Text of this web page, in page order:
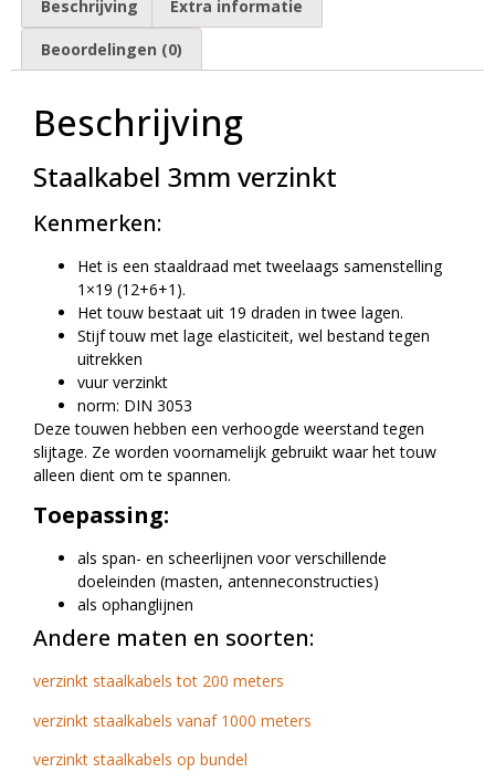
Beschrijving Extra informatie
Beoordelingen (0)
Beschrijving
Staalkabel 3mm verzinkt
Kenmerken:
Het is een staaldraad met tweelaags samenstelling
1×19 (12+6+1).
Het touw bestaat uit 19 draden in twee lagen.
Stijf touw met lage elasticiteit, wel bestand tegen
uitrekken
vuur verzinkt
norm: DIN 3053
Deze touwen hebben een verhoogde weerstand tegen
slijtage. Ze worden voornamelijk gebruikt waar het touw
alleen dient om te spannen.
Toepassing:
als span- en scheerlijnen voor verschillende
doeleinden (masten, antenneconstructies)
als ophanglijnen
Andere maten en soorten:
verzinkt staalkabels tot 200 meters
verzinkt staalkabels vanaf 1000 meters
verzinkt staalkabels op bundel